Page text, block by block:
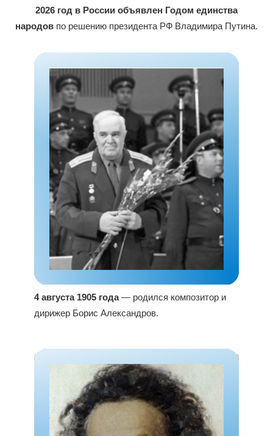
2026 год в России объявлен Годом единства
народов по решению президента РФ Владимира Путина.
4 августа 1905 года— родился композитор и
дирижер Борис Александров.